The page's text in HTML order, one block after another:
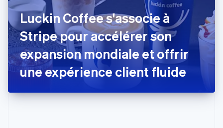
Luckin Coffee s'associe à
Stripe pour accélérer son
expansion mondiale et offrir
une expérience client fluide
Gibraltar
English
Grèce
English
Hongrie
English
Inde
English
English